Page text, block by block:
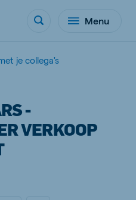
Menu
je collega's
-
VERKOOP